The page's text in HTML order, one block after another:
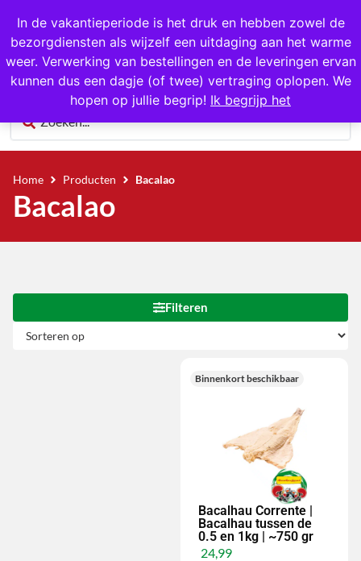
In de vakantieperiode is het druk en hebben zowel de
bezorgdiensten als wijzelf een uitdaging aan het warme
weer. Verwerking van bestellingen en de leveringen ervan
kunnen dus een dagje (of twee) vertraging oplopen. We
hopen op jullie begrip! Ik begrijp het
1000+ producten op voorraad
0
Home Producten Bacalao
Bacalao
Filteren
Binnenkort beschikbaar
Bacalhau Corrente |
Bacalhau tussen de
0.5 en 1kg | ~750 gr
24,99